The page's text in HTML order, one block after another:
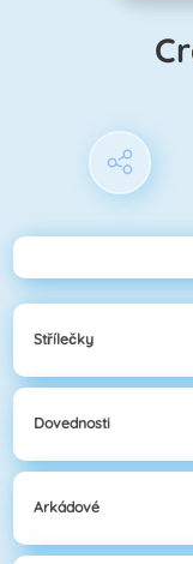
Střílečky
Dovednosti
Arkádové